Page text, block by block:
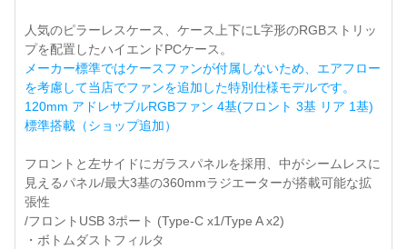
人気のピラーレスケース、ケース上下にL字形のRGBストリッ
プを配置したハイエンドPCケース。
メーカー標準ではケースファンが付属しないため、エアフロー
を考慮して当店でファンを追加した特別仕様モデルです。
120mm アドレサブルRGBファン 4基(フロント 3基 リア 1基)
標準搭載（ショップ追加）
フロントと左サイドにガラスパネルを採用、中がシームレスに
見えるパネル/最大3基の360mmラジエーターが搭載可能な拡
張性
/フロントUSB 3ポート (Type-C x1/Type A x2)
・ボトムダストフィルタ